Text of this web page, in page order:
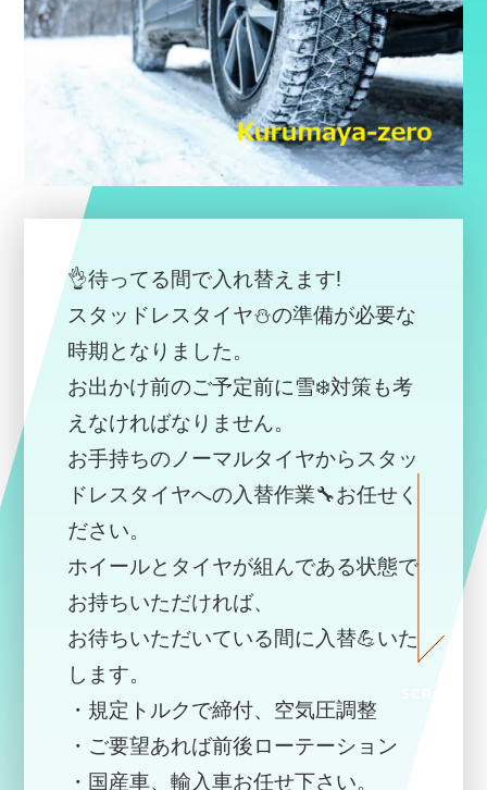
👌待ってる間で入れ替えます!
スタッドレスタイヤ⛄の準備が必要な
時期となりました。
お出かけ前のご予定前に雪❄️対策も考
えなければなりません。
お手持ちのノーマルタイヤからスタッ
ドレスタイヤへの入替作業🔧お任せく
ださい。
ホイールとタイヤが組んである状態で
お持ちいただければ、
お待ちいただいている間に入替💪いた
します。
・規定トルクで締付、空気圧調整
・ご要望あれば前後ローテーション
・国産車、輸入車お任せ下さい。